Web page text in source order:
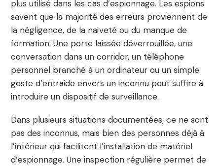
plus utilisé dans les cas d’espionnage. Les espions
savent que la majorité des erreurs proviennent de
la négligence, de la naïveté ou du manque de
formation. Une porte laissée déverrouillée, une
conversation dans un corridor, un téléphone
personnel branché à un ordinateur ou un simple
geste d’entraide envers un inconnu peut suffire à
introduire un dispositif de surveillance.
Dans plusieurs situations documentées, ce ne sont
pas des inconnus, mais bien des personnes déjà à
l’intérieur qui facilitent l’installation de matériel
d’espionnage. Une inspection régulière permet de